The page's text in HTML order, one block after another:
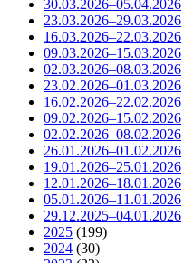
30.03.2026–05.04.2026
23.03.2026–29.03.2026
16.03.2026–22.03.2026
09.03.2026–15.03.2026
02.03.2026–08.03.2026
23.02.2026–01.03.2026
16.02.2026–22.02.2026
09.02.2026–15.02.2026
02.02.2026–08.02.2026
26.01.2026–01.02.2026
19.01.2026–25.01.2026
12.01.2026–18.01.2026
05.01.2026–11.01.2026
29.12.2025–04.01.2026
2025 (199)
2024 (30)